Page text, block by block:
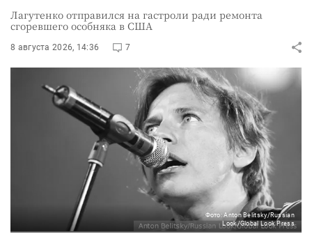
Лагутенко отправился на гастроли ради ремонта
сгоревшего особняка в США
8 августа 2026, 14:36 7
Фото: Anton Belitsky/Russian
Look/Global Look Press